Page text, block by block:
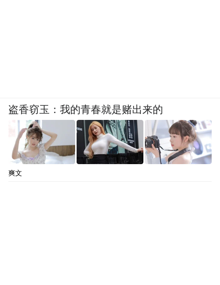
盗香窃玉：我的青春就是赌出来的
爽文